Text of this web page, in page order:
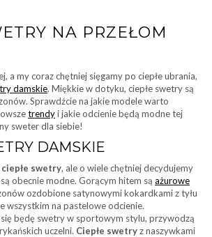
NA PRZEŁOM
a my coraz chętniej sięgamy po ciepłe ubrania,
damskie. Miękkie w dotyku, ciepłe swetry są
Sprawdźcie na jakie modele warto
trendyi jakie odcienie będą modne tej
sweter dla siebie!
DAMSKIE
ciepłe swetry, ale o wiele chętniej decydujemy
obecnie modne. Gorącym hitem są ażurowe
ozdobione satynowymi kokardkami z tyłu
wszystkim na pastelowe odcienie.
będę swetry w sportowym stylu, przywodzą
uczelni. Ciepłe swetryz naszywkami